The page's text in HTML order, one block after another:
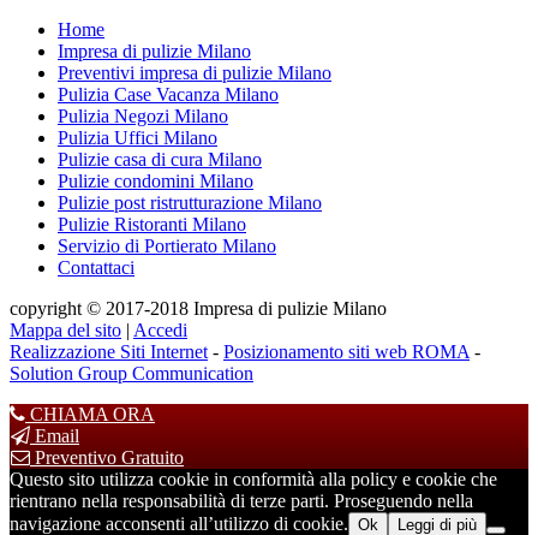
Home
Impresa di pulizie Milano
Preventivi impresa di pulizie Milano
Pulizia Case Vacanza Milano
Pulizia Negozi Milano
Pulizia Uffici Milano
Pulizie casa di cura Milano
Pulizie condomini Milano
Pulizie post ristrutturazione Milano
Pulizie Ristoranti Milano
Servizio di Portierato Milano
Contattaci
copyright © 2017-2018 Impresa di pulizie Milano
Mappa del sito | Accedi
Realizzazione Siti Internet - Posizionamento siti web ROMA -
Solution Group Communication
CHIAMA ORA
Email
Preventivo Gratuito
Questo sito utilizza cookie in conformità alla policy e cookie che
rientrano nella responsabilità di terze parti. Proseguendo nella
navigazione acconsenti all’utilizzo di cookie. Ok Leggi di più